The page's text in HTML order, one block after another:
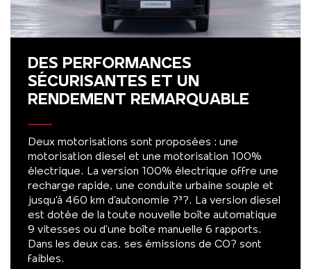
DES PERFORMANCES
SÉCURISANTES ET UN
RENDEMENT REMARQUABLE
Deux motorisations sont proposées : une
motorisation diesel et une motorisation 100%
électrique. La version 100% électrique offre une
recharge rapide, une conduite urbaine souple et
jusqu’à 460 km d’autonomie ?³?. La version diesel
est dotée de la toute nouvelle boîte automatique
9 vitesses ou d’une boîte manuelle 6 rapports.
Dans les deux cas, ses émissions de CO? sont
faibles.